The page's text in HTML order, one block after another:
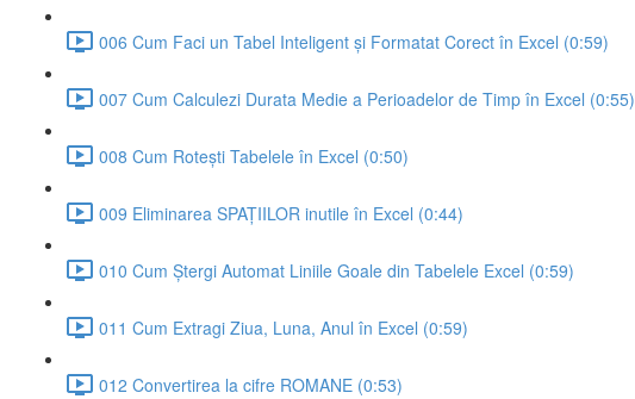
006 Cum Faci un Tabel Inteligent și Formatat Corect în Excel (0:59)
007 Cum Calculezi Durata Medie a Perioadelor de Timp în Excel (0:55)
008 Cum Rotești Tabelele în Excel (0:50)
009 Eliminarea SPAȚIILOR inutile în Excel (0:44)
010 Cum Ștergi Automat Liniile Goale din Tabelele Excel (0:59)
011 Cum Extragi Ziua, Luna, Anul în Excel (0:59)
012 Convertirea la cifre ROMANE (0:53)